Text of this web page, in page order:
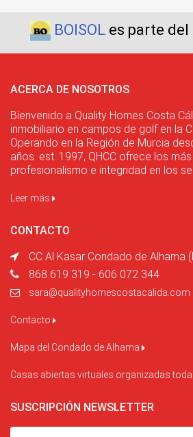
BOISOLes parte del
ACERCA DE NOSOTROS
Bienvenido a Quality Homes Costa
inmobiliario en campos de golf en la
Operando en la Región de Murcia
años. est. 1997, QHCC ofrece los
profesionalismo e integridad en los
Leer más
CONTACTO
CC Al Kasar Condado de Alhama
868 619 319 - 606 072 344
sara@qualityhomescostacalida.com
Contacto
Mapa del Condado de Alhama
Casas abiertas virtuales organizadas
SUSCRIPCIÓN NEWSLETTER